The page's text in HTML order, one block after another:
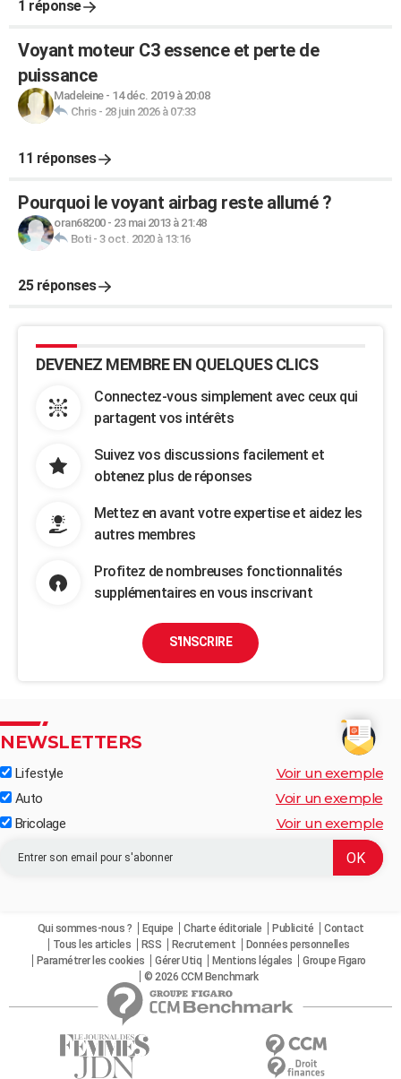
1 réponse
Voyant moteur C3 essence et perte de
puissance
Madeleine- 14 déc. 2019 à 20:08
Chris- 28 juin 2026 à 07:33
11 réponses
Pourquoi le voyant airbag reste allumé ?
oran68200- 23 mai 2013 à 21:48
Boti- 3 oct. 2020 à 13:16
25 réponses
DEVENEZ MEMBRE EN QUELQUES CLICS
Connectez-vous simplement avec ceux qui
partagent vos intérêts
Suivez vos discussions facilement et
obtenez plus de réponses
Mettez en avant votre expertise et aidez les
autres membres
Profitez de nombreuses fonctionnalités
supplémentaires en vous inscrivant
S'INSCRIRE
NEWSLETTERS
Lifestyle Voir un exemple
Auto Voir un exemple
Bricolage Voir un exemple
Qui sommes-nous ? Equipe Charte éditoriale Publicité
Contact
Tous les articles
RSS Recrutement
Données personnelles
Paramétrer les cookies
Gérer Utiq Mentions légales
Groupe Figaro
© 2026 CCM Benchmark